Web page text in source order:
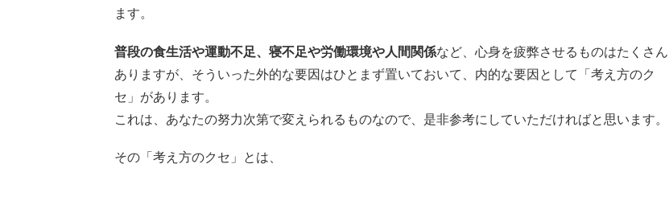
ます。
普段の食生活や運動不足、寝不足や労働環境や人間関係など、心身を疲弊させるものはたくさん
ありますが、そういった外的な要因はひとまず置いておいて、内的な要因として「考え方のク
セ」があります。
これは、あなたの努力次第で変えられるものなので、是非参考にしていただければと思います。
その「考え方のクセ」とは、